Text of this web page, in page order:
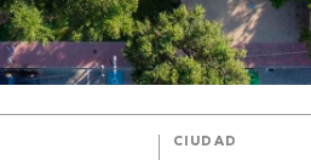
CIUDAD